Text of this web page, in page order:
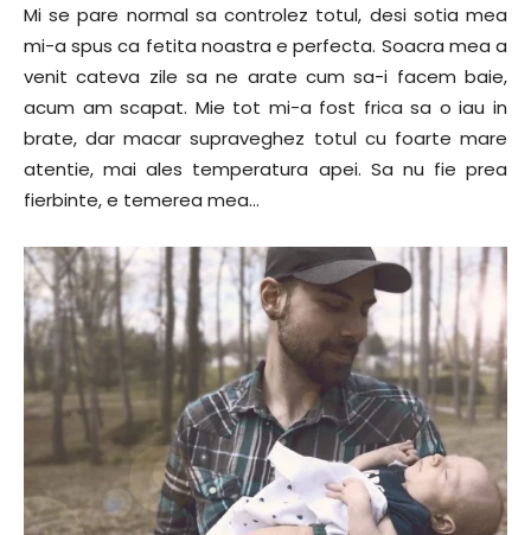
Mi se pare normal sa controlez totul, desi sotia mea
mi-a spus ca fetita noastra e perfecta. Soacra mea a
venit cateva zile sa ne arate cum sa-i facem baie,
acum am scapat. Mie tot mi-a fost frica sa o iau in
brate, dar macar supraveghez totul cu foarte mare
atentie, mai ales temperatura apei. Sa nu fie prea
fierbinte, e temerea mea…